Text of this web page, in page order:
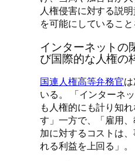
人権侵害に対する説
を可能にしていること
インターネットの
び国際的な人権の
国連人権高等弁務官
いる。 「インターネ
も人権的にも計り知
す」一方で、「雇用
加に対するコストは
れる利益を上回る」。